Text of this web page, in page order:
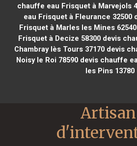
chauffe eau Frisquet à Marvejols
eau Frisquet à Fleurance 32500
Frisquet à Marles les Mines 62540
Frisquet à Decize 58300devis
Chambray lès Tours 37170devis
Noisy le Roi 78590 devis chauffe
les Pins 13780
Artisan